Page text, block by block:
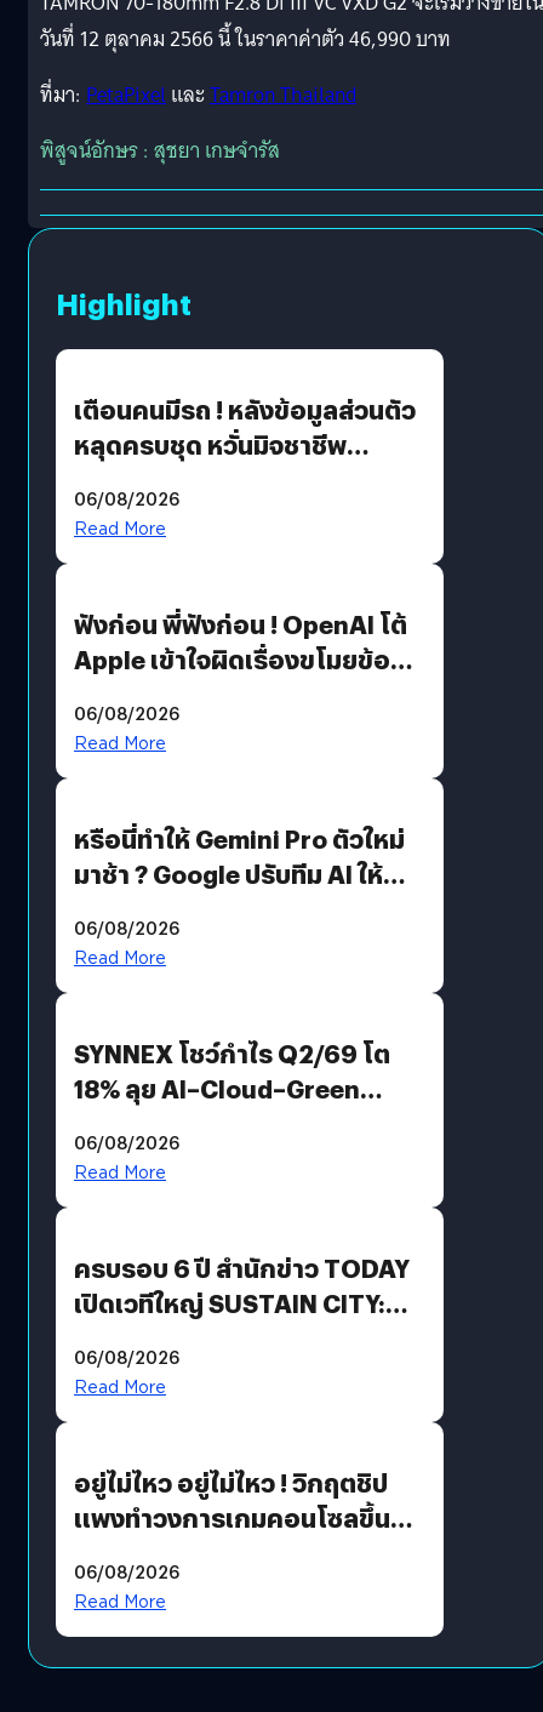
วันที่ 12 ตุลาคม 2566 นี้ ในราคาค่าตัว 46,990 บาท
ที่มา: PetaPixelและTamron Thailand
พิสูจน์อักษร : สุชยา เกษจำรัส
Highlight
เตือนคนมีรถ ! หลังข้อมูลส่วนตัว
หลุดครบชุด หวั่นมิจชาชีพ
รหัสผ่านหลุด ไม่ใช่แฮ็กเกอร์
06/08/2026
Read More
ฟังก่อน พี่ฟังก่อน ! OpenAI โต้
Apple เข้าใจผิดเรื่องขโมยข้อมูล
06/08/2026
Read More
หรือนี่ทำให้ Gemini Pro ตัวใหม่
มาช้า ? Google ปรับทีม AI ให้
AGI
06/08/2026
Read More
SYNNEX โชว์กำไร Q2/69 โต
18% ลุย AI–Cloud–Green
Revenue เร่งเครื่อง New
06/08/2026
Read More
ครบรอบ 6 ปี สำนักข่าว TODAY
เปิดเวทีใหญ่ SUSTAIN CITY:
แนวทางปรับตัวสู่เศรษฐกิจสี
06/08/2026
Read More
อยู่ไม่ไหว อยู่ไม่ไหว ! วิกฤตชิป
แพงทำวงการเกมคอนโซลขึ้น
?
06/08/2026
Read More